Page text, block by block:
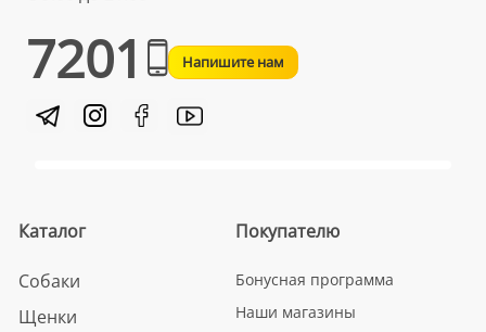
7201 Напишите нам
Каталог
Собаки
Щенки
Покупателю
Бонусная программа
Наши магазины